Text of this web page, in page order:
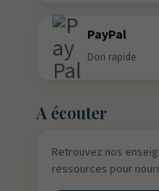
PayPal
Don rapide
A écouter
Retrouvez nos
ressources pour